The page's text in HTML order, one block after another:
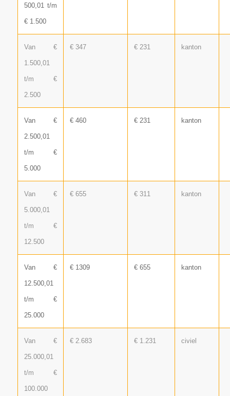
500,01 t/m
€ 1.500
Van €
1.500,01
t/m €
2.500
€ 347 € 231 kanton
Van €
2.500,01
t/m €
5.000
€ 460 € 231 kanton
Van €
5.000,01
t/m €
12.500
€ 655 € 311 kanton
Van €
12.500,01
t/m €
25.000
€ 1309 € 655 kanton
Van €
25.000,01
t/m €
100.000
€ 2.683 € 1.231 civiel